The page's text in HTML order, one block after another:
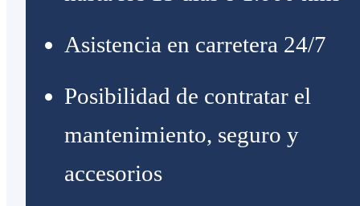
Asistencia en carretera 24/7
Posibilidad de contratar el
mantenimiento, seguro y
accesorios